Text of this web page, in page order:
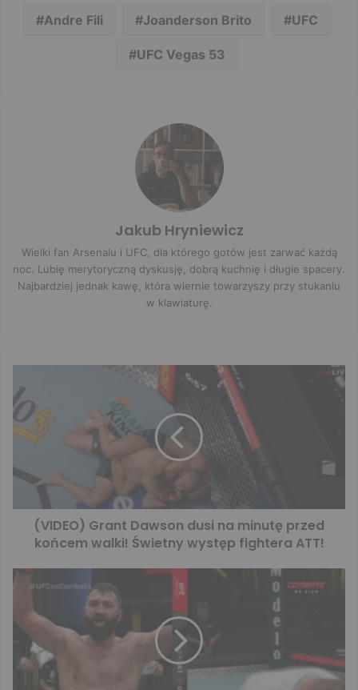
Andre Fili Joanderson Brito UFC
UFC Vegas 53
Jakub Hryniewicz
Wielki fan Arsenalu i UFC, dla którego gotów jest zarwać każdą
noc. Lubię merytoryczną dyskusję, dobrą kuchnię i długie spacery.
Najbardziej jednak kawę, która wiernie towarzyszy przy stukaniu
w klawiaturę.
(VIDEO) Grant Dawson dusi na minutę przed
końcem walki! Świetny występ fightera ATT!